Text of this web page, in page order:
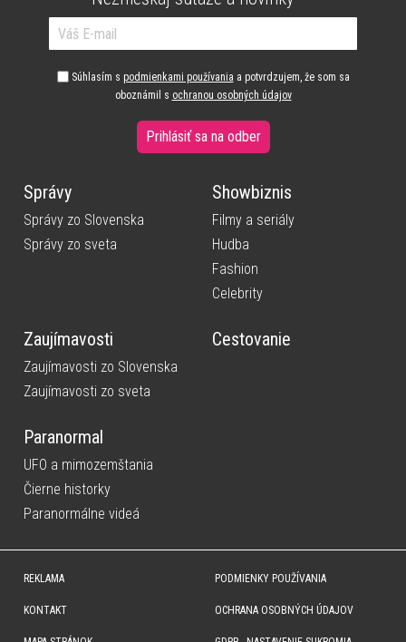
Súhlasím s podmienkami používania a potvrdzujem, že som sa
oboznámil s ochranou osobných údajov
Prihlásiť sa na odber
Správy
Správy zo Slovenska
Správy zo sveta
Showbiznis
Filmy a seriály
Hudba
Fashion
Celebrity
Zaujímavosti
Zaujímavosti zo Slovenska
Zaujímavosti zo sveta
Cestovanie
Paranormal
UFO a mimozemštania
Čierne historky
Paranormálne videá
REKLAMA
KONTAKT
PODMIENKY POUŽÍVANIA
OCHRANA OSOBNÝCH ÚDAJOV